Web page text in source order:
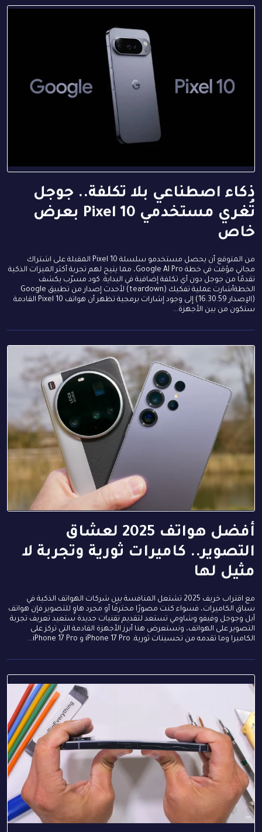
ذكاء اصطناعي بلا تكلفة.. جوجل
تُغري مستخدمي Pixel 10 بعرض
خاص
من المتوقع أن يحصل مستخدمو سلسلة Pixel 10 المقبلة على اشتراك
مجاني مؤقت في خطة Google AI Pro، مما يتيح لهم تجربة أكثر الميزات الذكية
تقدمًا من جوجل دون أي تكلفة إضافية في البداية. كود مسرّب يكشف
الخطةأشارت عملية تفكيك (teardown) لأحدث إصدار من تطبيق Google
(الإصدار 16.30.59) إلى وجود إشارات برمجية تظهر أن هواتف Pixel 10 القادمة
ستكون من بين الأجهزة...
أفضل هواتف 2025 لعشاق
التصوير.. كاميرات ثورية وتجربة لا
مثيل لها
مع اقتراب خريف 2025 تشتعل المنافسة بين شركات الهواتف الذكية في
سباق الكاميرات، فسواء كنت مصورًا محترفًا أو مجرد هاوٍ للتصوير فإن هواتف
آبل وجوجل وفيفو وشاومي تستعد لتقديم تقنيات جديدة ستعيد تعريف تجربة
التصوير على الهواتف، ونستعرض هنا أبرز الأجهزة القادمة التي تركز على
الكاميرا وما تقدمه من تحسينات ثورية. iPhone 17 Pro و iPhone 17 Pro...